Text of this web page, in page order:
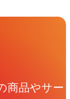
商品やサー